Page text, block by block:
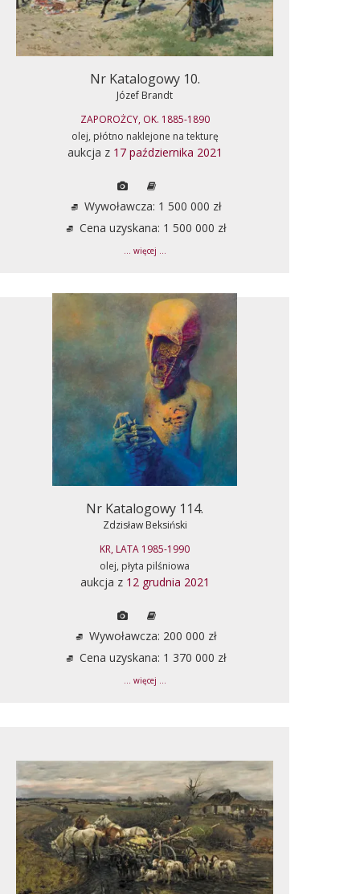
Nr Katalogowy 10.
Józef Brandt
ZAPOROŻCY, OK. 1885-1890
olej, płótno naklejone na tekturę
aukcja z 17 października 2021
Wywoławcza: 1 500 000 zł
Cena uzyskana: 1 500 000 zł
... więcej ...
Nr Katalogowy 114.
Zdzisław Beksiński
KR, LATA 1985-1990
olej, płyta pilśniowa
aukcja z 12 grudnia 2021
Wywoławcza: 200 000 zł
Cena uzyskana: 1 370 000 zł
... więcej ...